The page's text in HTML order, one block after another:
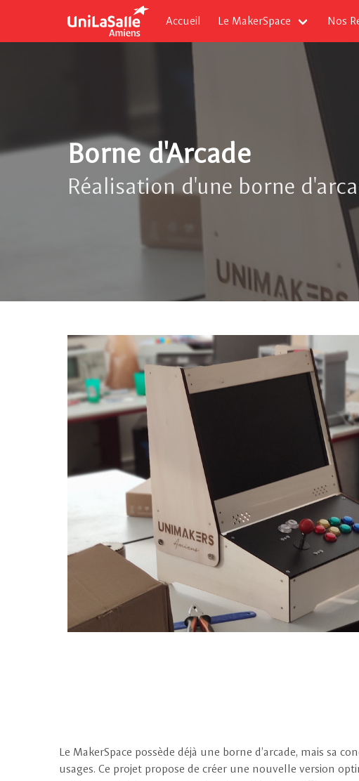
Accueil Le MakerSpace Nos
Borne d'Arcade
Réalisation d'une borne
Le MakerSpace possède déjà une borne d’arcade, mais sa
usages. Ce projet propose de créer une nouvelle version